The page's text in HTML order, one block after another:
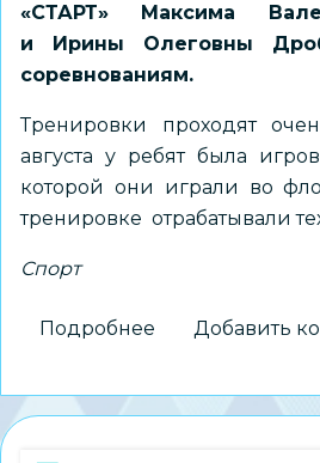
«СТАРТ» Максима
и Ирины Олеговны
соревнованиям.
Тренировки проходят
августа у ребят была
которой они играли во
тренировке отрабатывали
Спорт
Подробнее
ДЮФЦ
«СТАРТ»
Добавить